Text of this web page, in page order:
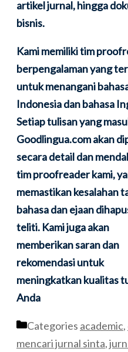
artikel jurnal, hingga
bisnis.
Kami memiliki tim
berpengalaman yang
untuk menangani
Indonesia dan bahasa
Setiap tulisan yang
Goodlingua.com akan
secara detail dan
tim proofreader kami,
memastikan kesalahan
bahasa dan ejaan
teliti. Kami juga akan
memberikan saran dan
rekomendasi untuk
meningkatkan kualitas
Anda
Categories academic,
mencari jurnal sinta,